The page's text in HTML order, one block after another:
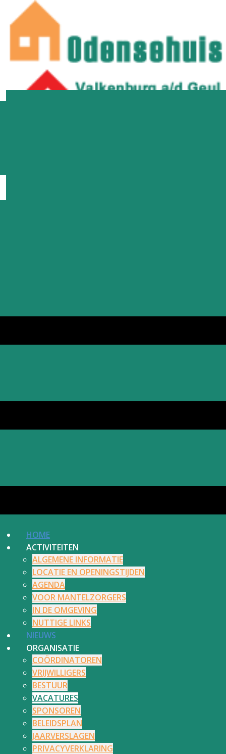
HOME
ACTIVITEITEN
ALGEMENE INFORMATIE
LOCATIE EN OPENINGSTIJDEN
AGENDA
VOOR MANTELZORGERS
IN DE OMGEVING
NUTTIGE LINKS
NIEUWS
ORGANISATIE
COÖRDINATOREN
VRIJWILLIGERS
BESTUUR
VACATURES
SPONSOREN
BELEIDSPLAN
JAARVERSLAGEN
PRIVACYVERKLARING